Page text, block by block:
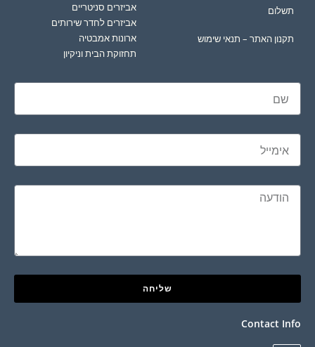
תשלום
תקנון האתר – תנאי שימוש
אביזרים סניטריים
אביזרים לחדר שירותים
ארונות אמבטיה
תחזוקת הבית וניקיון
שליחה
Contact Info